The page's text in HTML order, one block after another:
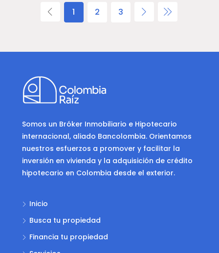
1 2 3
Somos un Bróker Inmobiliario e Hipotecario
internacional, aliado Bancolombia. Orientamos
nuestros esfuerzos a promover y facilitar la
inversión en vivienda y la adquisición de crédito
hipotecario en Colombia desde el exterior.
Inicio
Busca tu propiedad
Financia tu propiedad